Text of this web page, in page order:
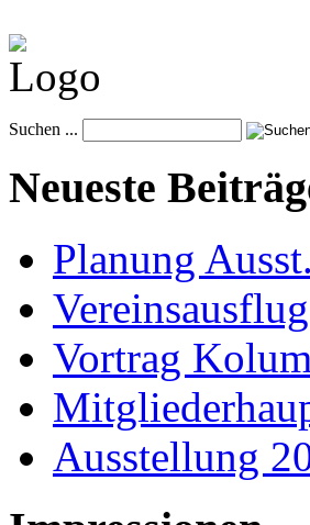
Suchen ...
Neueste
Planung
Vortrag
Ausstellung